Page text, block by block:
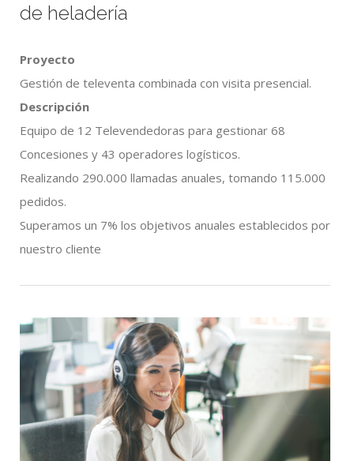
de heladería
Proyecto
Gestión de televenta combinada con visita presencial.
Descripción
Equipo de 12 Televendedoras para gestionar 68
Concesiones y 43 operadores logísticos.
Realizando 290.000 llamadas anuales, tomando 115.000
pedidos.
Superamos un 7% los objetivos anuales establecidos por
nuestro cliente